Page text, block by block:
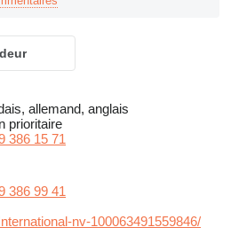
allemand, anglais
prioritaire
386 15 71
386 99 41
nv-100063491559846/